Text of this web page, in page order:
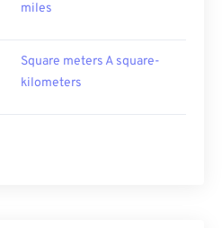
miles
Square meters A square-
kilometers